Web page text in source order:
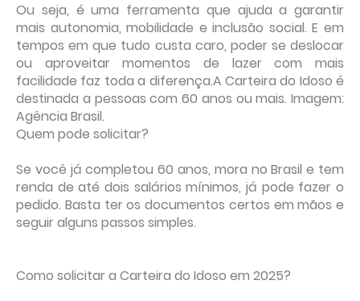
Ou seja, é uma ferramenta que ajuda a garantir
mais autonomia, mobilidade e inclusão social. E em
tempos em que tudo custa caro, poder se deslocar
ou aproveitar momentos de lazer com mais
facilidade faz toda a diferença.A Carteira do Idoso é
destinada a pessoas com 60 anos ou mais. Imagem:
Agência Brasil.
Quem pode solicitar?
Se você já completou 60 anos, mora no Brasil e tem
renda de até dois salários mínimos, já pode fazer o
pedido. Basta ter os documentos certos em mãos e
seguir alguns passos simples.
Como solicitar a Carteira do Idoso em 2025?